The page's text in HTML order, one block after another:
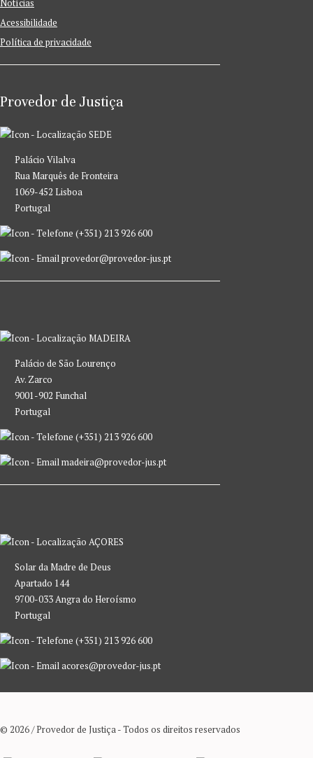
Notícias
Acessibilidade
Política de privacidade
Provedor de Justiça
SEDE
Palácio Vilalva
Rua Marquês de Fronteira
1069-452 Lisboa
Portugal
(+351) 213 926 600
provedor@provedor-jus.pt
MADEIRA
Palácio de São Lourenço
Av. Zarco
9001-902 Funchal
Portugal
(+351) 213 926 600
madeira@provedor-jus.pt
AÇORES
Solar da Madre de Deus
Apartado 144
9700-033 Angra do Heroísmo
Portugal
(+351) 213 926 600
acores@provedor-jus.pt
© 2026 / Provedor de Justiça - Todos os direitos reservados